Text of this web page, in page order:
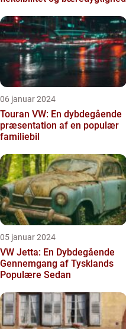
06 januar 2024
Touran VW: En dybdegående
præsentation af en populær
familiebil
05 januar 2024
VW Jetta: En Dybdegående
Gennemgang af Tysklands
Populære Sedan